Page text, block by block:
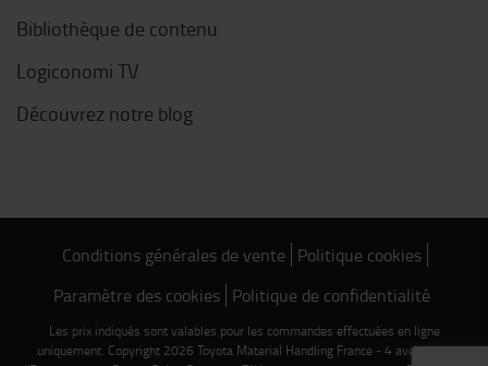
Bibliothèque de contenu
Logiconomi TV
Découvrez notre blog
Conditions générales de vente Politique cookies
Paramètre des cookies Politique de confidentialité
Les prix indiqués sont valables pour les commandes effectuées en ligne
uniquement. Copyright 2026 Toyota Material Handling France - 4 avenue de